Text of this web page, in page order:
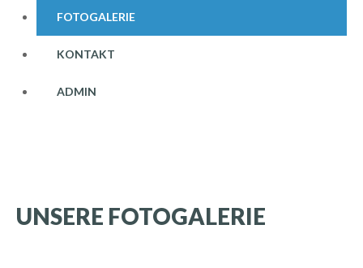
FOTOGALERIE
KONTAKT
ADMIN
UNSERE FOTOGALERIE